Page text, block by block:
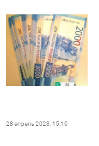
28 апрель 2023, 15:10